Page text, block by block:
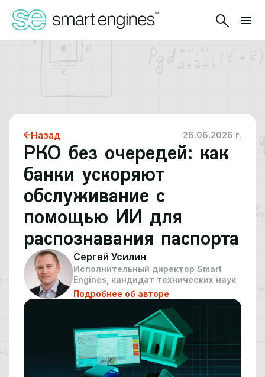
Назад 26.06.2026 г.
РКО без очередей: как
банки ускоряют
обслуживание с
помощью ИИ для
распознавания паспорта
Сергей Усилин
Исполнительный директор Smart
Engines, кандидат технических наук
Подробнее об авторе